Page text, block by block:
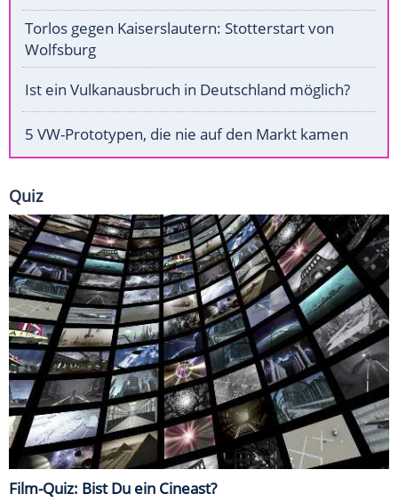
Torlos gegen Kaiserslautern: Stotterstart von
Wolfsburg
Ist ein Vulkanausbruch in Deutschland möglich?
5 VW-Prototypen, die nie auf den Markt kamen
Quiz
Film-Quiz: Bist Du ein Cineast?